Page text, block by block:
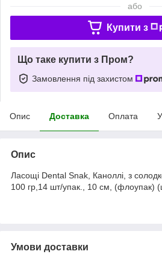
або
Купити з
Що таке купити з Пром?
Замовлення під захистом
Опис Доставка Оплата
Опис
Ласощі Dental Snak, Каноллі, з
100 гр,14 шт/упак., 10 см, (флоупак)
Умови доставки